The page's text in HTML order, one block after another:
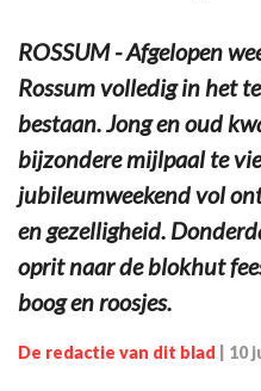
ROSSUM - Afgelopen
Rossum volledig in het
bestaan. Jong en oud
bijzondere mijlpaal te
jubileumweekend vol
en gezelligheid.
oprit naar de blokhut
boog en roosjes.
De redactie van dit blad 10